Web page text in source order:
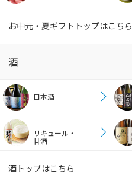
お中元・夏ギフトトップはこちら
酒
日本酒
リキュール・
甘酒
酒トップはこちら